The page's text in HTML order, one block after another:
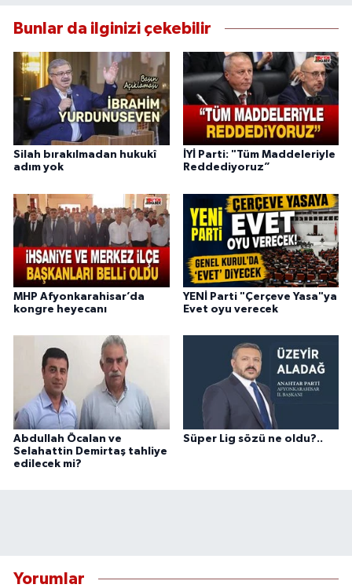
Bunlar da ilginizi çekebilir
Silah bırakılmadan hukukî
adım yok
İYİ Parti: "Tüm Maddeleriyle
Reddediyoruz”
MHP Afyonkarahisar’da
kongre heyecanı
YENİ Parti "Çerçeve Yasa"ya
Evet oyu verecek
Abdullah Öcalan ve
Selahattin Demirtaş tahliye
edilecek mi?
Süper Lig sözü ne oldu?..
Yorumlar